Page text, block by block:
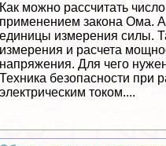
Как можно рассчитать
применением закона Ома.
единицы измерения силы.
измерения и расчета
напряжения. Для чего
Техника безопасности при
электрическим током....